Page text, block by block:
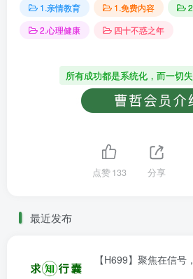
1.亲情教育 1.免费内容
2.心理健康
四十不惑之年
所有成功都是系统化，而一切
点赞133 分享
最近发布
【H699】聚焦在信号